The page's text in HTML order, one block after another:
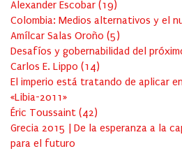
Alexander Escobar (19)
Colombia: Medios alternativos y el
Amílcar Salas Oroño (5)
Desafíos y gobernabilidad del
Carlos E. Lippo (14)
El imperio está tratando de aplicar
«Libia-2011»
Éric Toussaint (42)
Grecia 2015 | De la esperanza a la
para el futuro